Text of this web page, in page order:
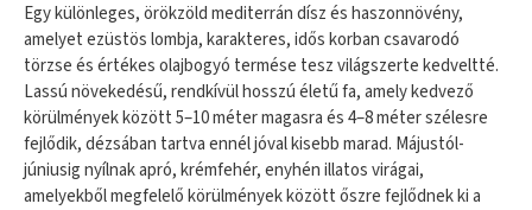
Egy különleges, örökzöld mediterrán dísz és haszonnövény,
amelyet ezüstös lombja, karakteres, idős korban csavarodó
törzse és értékes olajbogyó termése tesz világszerte kedveltté.
Lassú növekedésű, rendkívül hosszú életű fa, amely kedvező
körülmények között 5–10 méter magasra és 4–8 méter szélesre
fejlődik, dézsában tartva ennél jóval kisebb marad. Májustól-
júniusig nyílnak apró, krémfehér, enyhén illatos virágai,
amelyekből megfelelő körülmények között őszre fejlődnek ki a